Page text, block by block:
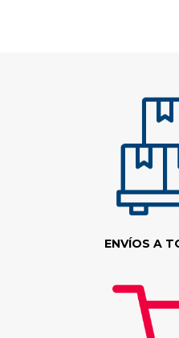
ENVÍOS A